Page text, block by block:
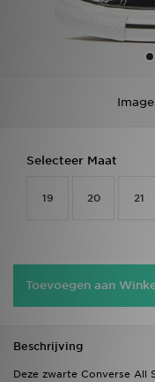
Selecteer Maat
19 20 21
Toevoegen aan
Beschrijving
Deze zwarte Converse All
Mijn JD
Klantenservice
Wie wij zijn